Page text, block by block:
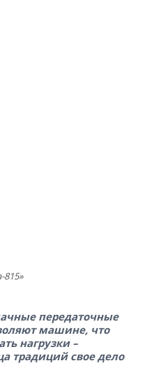
815»
передаточные
машине, что
нагрузки –
традиций свое дело